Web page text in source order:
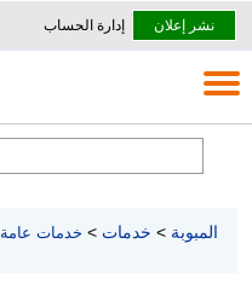
نشر إعلان إدارة الحساب
المبوبة > خدمات > خدمات عامة